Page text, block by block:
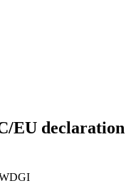
EU declaration